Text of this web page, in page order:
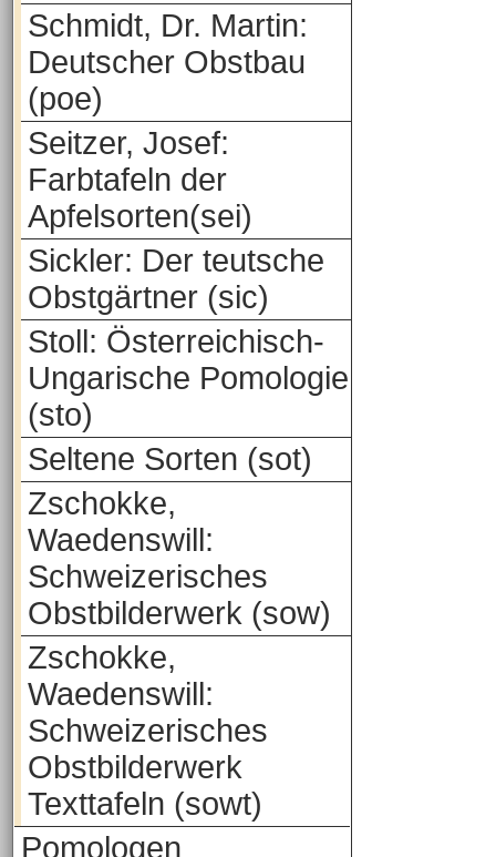
Schmidt, Dr. Martin:
Deutscher Obstbau
(poe)
Seitzer, Josef:
Farbtafeln der
Apfelsorten(sei)
Sickler: Der teutsche
Obstgärtner (sic)
Stoll: Österreichisch-
Ungarische Pomologie
(sto)
Seltene Sorten (sot)
Zschokke,
Waedenswill:
Schweizerisches
Obstbilderwerk (sow)
Zschokke,
Waedenswill:
Schweizerisches
Obstbilderwerk
Texttafeln (sowt)
Pomologen